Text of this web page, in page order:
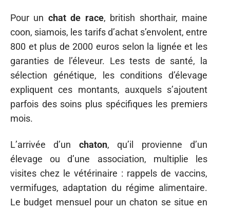
Pour un chat de race, british shorthair, maine
coon, siamois, les tarifs d’achat s’envolent, entre
800 et plus de 2000 euros selon la lignée et les
garanties de l’éleveur. Les tests de santé, la
sélection génétique, les conditions d’élevage
expliquent ces montants, auxquels s’ajoutent
parfois des soins plus spécifiques les premiers
mois.
L’arrivée d’un chaton, qu’il provienne d’un
élevage ou d’une association, multiplie les
visites chez le vétérinaire : rappels de vaccins,
vermifuges, adaptation du régime alimentaire.
Le budget mensuel pour un chaton se situe en